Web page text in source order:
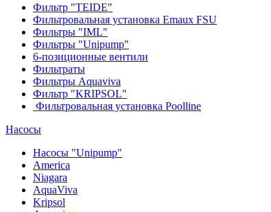
Фильтр "TEIDE"
Фильтровальная установка Emaux FSU
Фильтры "IML"
Фильтры "Unipump"
6-позиционные вентили
Фильтраты
Фильтры Aquaviva
Фильтр "KRIPSOL"
Фильтровальная установка Poolline
Насосы
Насосы "Unipump"
Ameriсa
Niagara
AquaViva
Kripsol